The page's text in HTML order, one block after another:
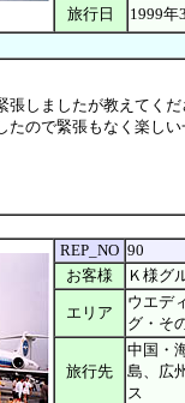
旅行日
1999年
張しましたが教えてく
たので緊張もなく楽し
REP_NO 90
お客様
Ｋ様グ
エリア
ウエデ
グ・そ
旅行先
中国・
島、広
ス